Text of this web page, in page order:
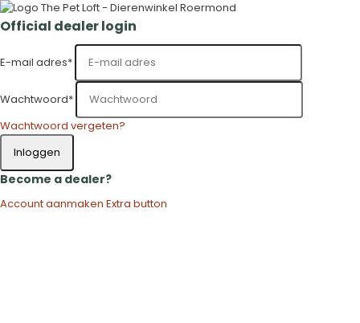
Official dealer login
E-mail adres*
Wachtwoord*
Wachtwoord vergeten?
Inloggen
Become a dealer?
Account aanmaken Extra button